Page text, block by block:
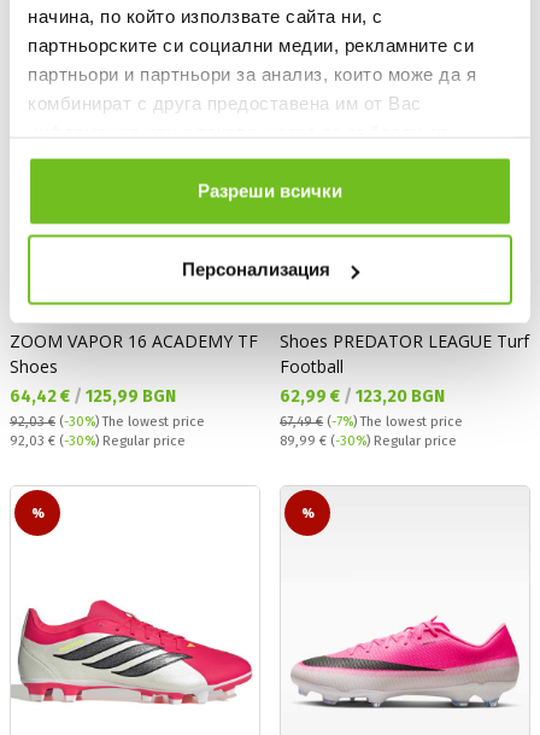
начина, по който използвате сайта ни, с
партньорските си социални медии, рекламните си
партньори и партньори за анализ, които може да я
комбинират с друга предоставена им от Вас
ползването от Ваша страна на услугите им.
Разреши всички
Персонализация
NIKE
ZOOM VAPOR 16 ACADEMY TF
Shoes
Текуща цена:
64,42 € / 125,99 BGN
92,03 € (-30%)The lowest price
Regular price:
92,03 € (-30%) Regular price
ADIDAS
Shoes PREDATOR LEAGUE Turf
Football
Текуща цена:
62,99 € / 123,20 BGN
67,49 € (-7%)The lowest price
Regular price:
89,99 € (-30%) Regular price
% %